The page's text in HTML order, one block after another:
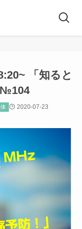
「知ると
№104
2020-07-23